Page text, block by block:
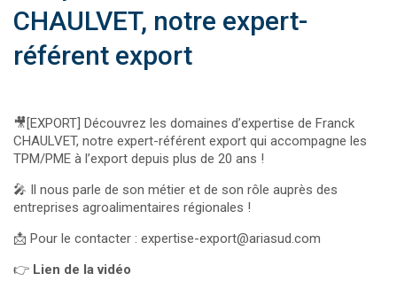
CHAULVET, notre expert-
référent export
🎥[EXPORT] Découvrez les domaines d’expertise de Franck
CHAULVET, notre expert-référent export qui accompagne les
TPM/PME à l’export depuis plus de 20 ans !
🎤 Il nous parle de son métier et de son rôle auprès des
entreprises agroalimentaires régionales !
📩 Pour le contacter : expertise-export@ariasud.com
👉 Lien de la vidéo